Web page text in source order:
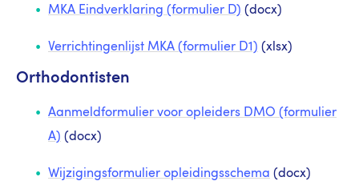
MKA Eindverklaring (formulier D) (docx)
Verrichtingenlijst MKA (formulier D1) (xlsx)
Orthodontisten
Aanmeldformulier voor opleiders DMO (formulier
A) (docx)
Wijzigingsformulier opleidingsschema (docx)